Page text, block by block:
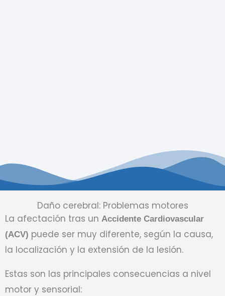
Daño cerebral: Problemas motores
La afectación tras un Accidente Cardiovascular
(ACV) puede ser muy diferente, según la causa,
la localización y la extensión de la lesión.
Estas son las principales consecuencias a nivel
motor y sensorial: